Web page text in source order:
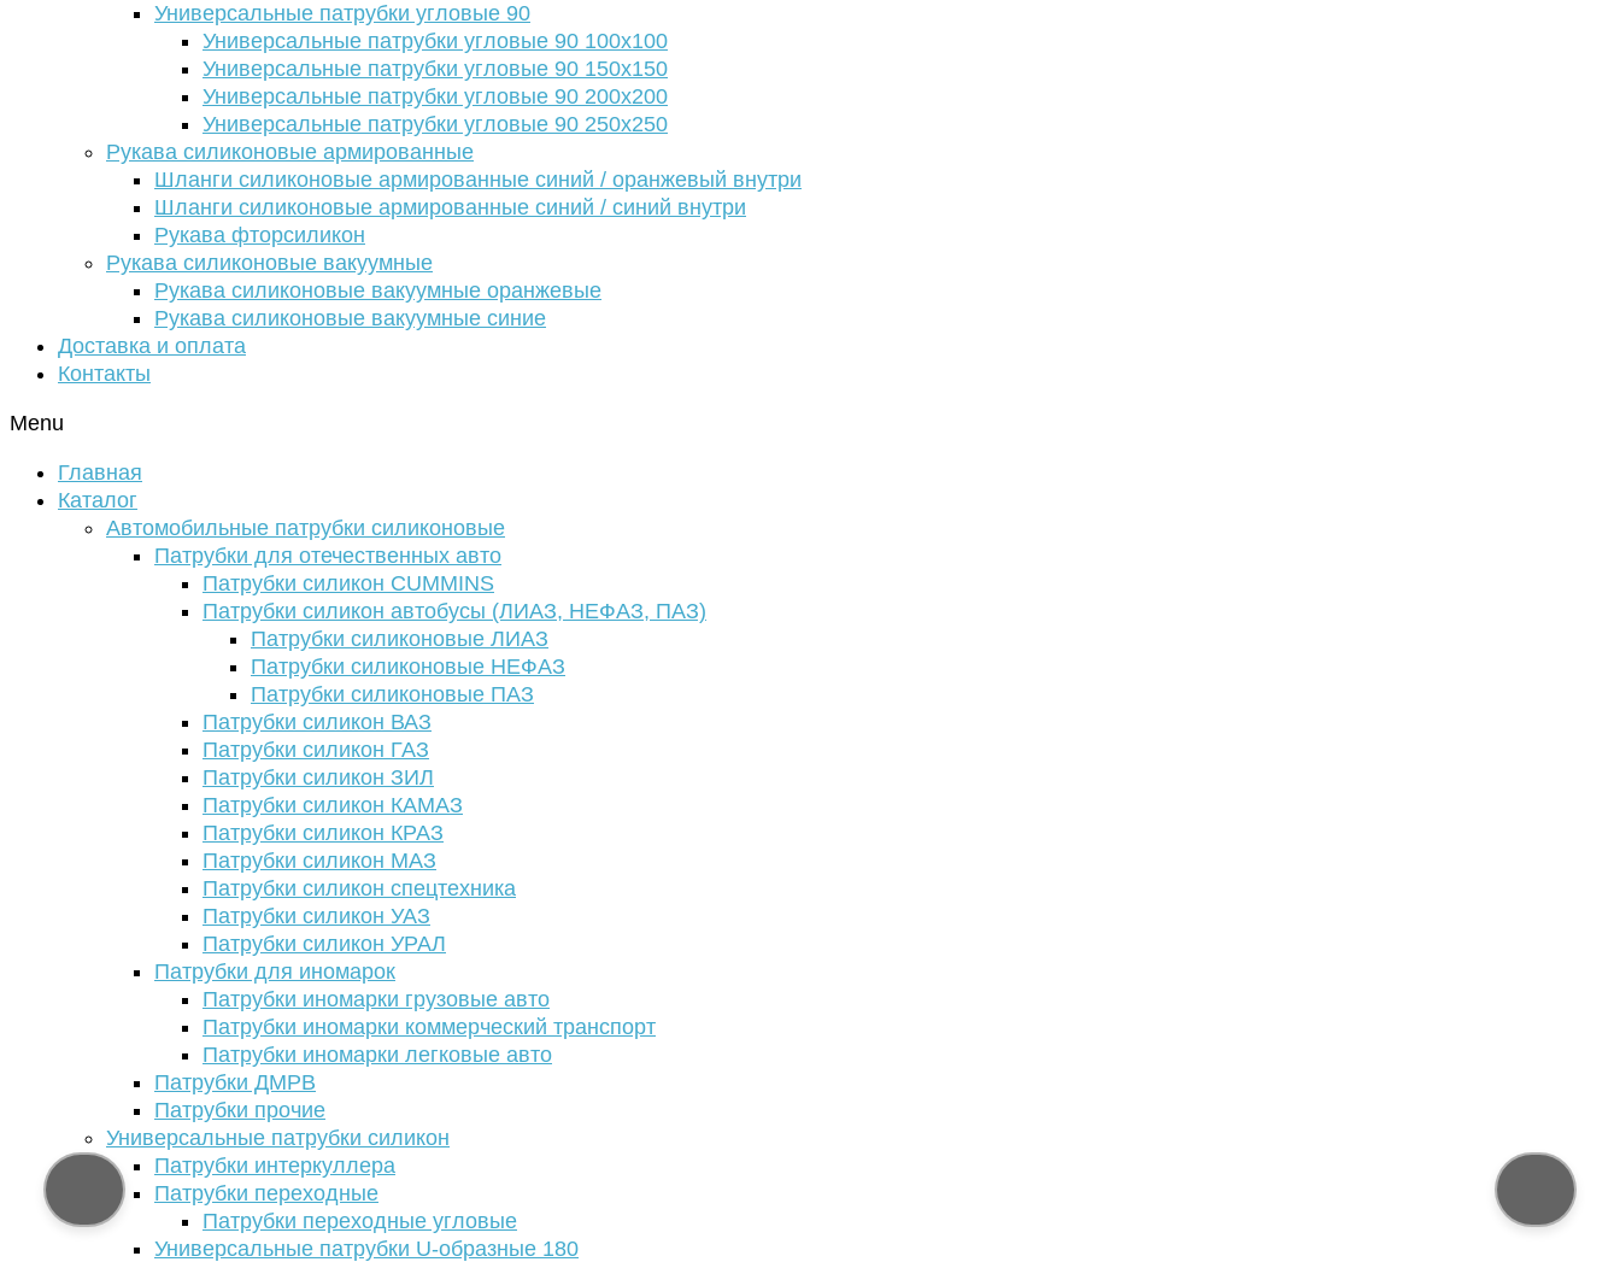
Универсальные патрубки угловые 90
Универсальные патрубки угловые 90 100х100
Универсальные патрубки угловые 90 150х150
Универсальные патрубки угловые 90 200х200
Универсальные патрубки угловые 90 250х250
Рукава силиконовые армированные
Шланги силиконовые армированные синий / оранжевый внутри
Шланги силиконовые армированные синий / синий внутри
Рукава фторсиликон
Рукава силиконовые вакуумные
Рукава силиконовые вакуумные оранжевые
Рукава силиконовые вакуумные синие
Доставка и оплата
Контакты
Menu
Главная
Каталог
Автомобильные патрубки силиконовые
Патрубки для отечественных авто
Патрубки силикон CUMMINS
Патрубки силикон автобусы (ЛИАЗ, НЕФАЗ, ПАЗ)
Патрубки силиконовые ЛИАЗ
Патрубки силиконовые НЕФАЗ
Патрубки силиконовые ПАЗ
Патрубки силикон ВАЗ
Патрубки силикон ГАЗ
Патрубки силикон ЗИЛ
Патрубки силикон КАМАЗ
Патрубки силикон КРАЗ
Патрубки силикон МАЗ
Патрубки силикон спецтехника
Патрубки силикон УАЗ
Патрубки силикон УРАЛ
Патрубки для иномарок
Патрубки иномарки грузовые авто
Патрубки иномарки коммерческий транспорт
Патрубки иномарки легковые авто
Патрубки ДМРВ
Патрубки прочие
Универсальные патрубки силикон
Патрубки интеркуллера
Патрубки переходные
Патрубки переходные угловые
Универсальные патрубки U-образные 180